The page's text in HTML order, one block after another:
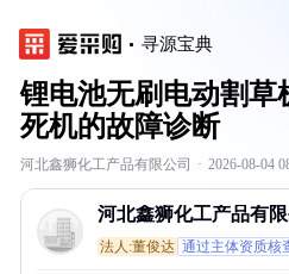
寻源宝典
锂电池无刷电动割草
死机的故障诊断
河北鑫狮化工产品有限公司 · 2026-08-04
河北鑫狮化工产品有限
法人:董俊达 通过主体资质核